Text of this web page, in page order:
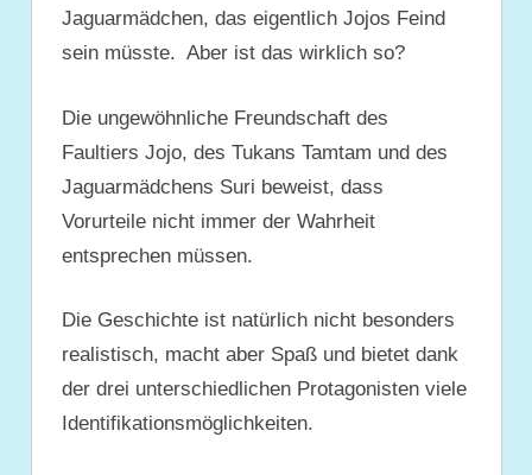
Jaguarmädchen, das eigentlich Jojos Feind
sein müsste. Aber ist das wirklich so?
Die ungewöhnliche Freundschaft des
Faultiers Jojo, des Tukans Tamtam und des
Jaguarmädchens Suri beweist, dass
Vorurteile nicht immer der Wahrheit
entsprechen müssen.
Die Geschichte ist natürlich nicht besonders
realistisch, macht aber Spaß und bietet dank
der drei unterschiedlichen Protagonisten viele
Identifikationsmöglichkeiten.